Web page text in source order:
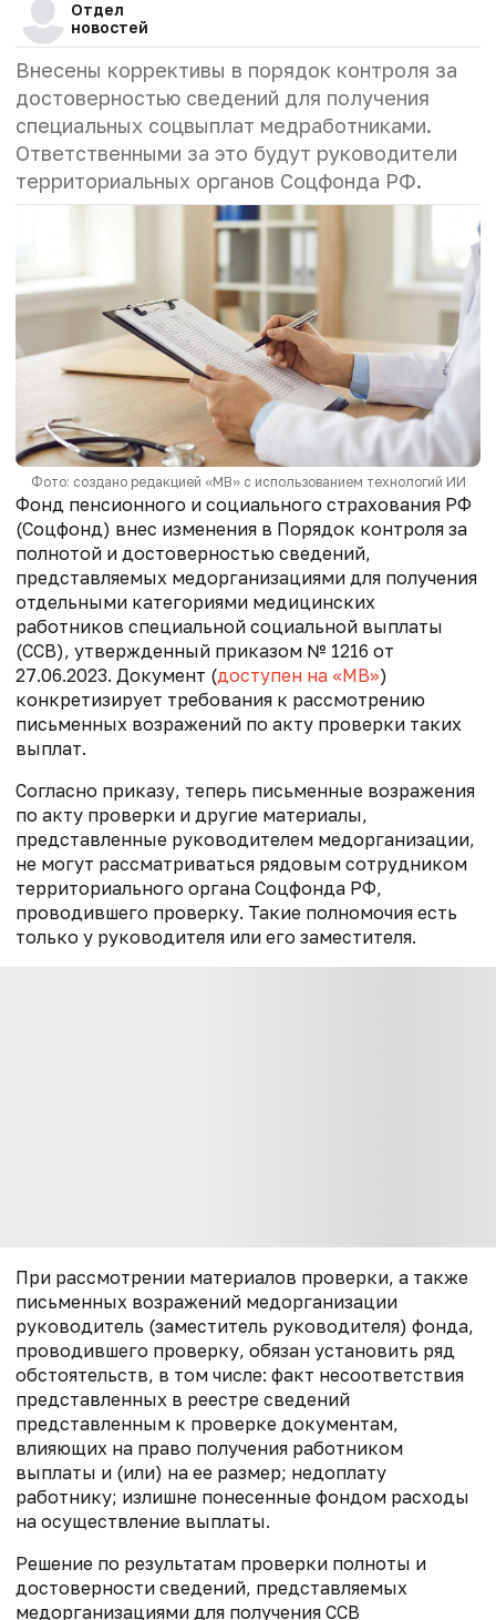
Отдел
новостей
Внесены коррективы в порядок контроля за
достоверностью сведений для получения
специальных соцвыплат медработниками.
Ответственными за это будут руководители
территориальных органов Соцфонда РФ.
Фото: создано редакцией «МВ» с использованием технологий ИИ
Фонд пенсионного и социального страхования РФ
(Соцфонд) внес изменения в Порядок контроля за
полнотой и достоверностью сведений,
представляемых медорганизациями для получения
отдельными категориями медицинских
работников специальной социальной выплаты
(ССВ), утвержденный приказом № 1216 от
27.06.2023. Документ (доступен на «МВ»)
конкретизирует требования к рассмотрению
письменных возражений по акту проверки таких
выплат.
Согласно приказу, теперь письменные возражения
по акту проверки и другие материалы,
представленные руководителем медорганизации,
не могут рассматриваться рядовым сотрудником
территориального органа Соцфонда РФ,
проводившего проверку. Такие полномочия есть
только у руководителя или его заместителя.
При рассмотрении материалов проверки, а также
письменных возражений медорганизации
руководитель (заместитель руководителя) фонда,
проводившего проверку, обязан установить ряд
обстоятельств, в том числе: факт несоответствия
представленных в реестре сведений
представленным к проверке документам,
влияющих на право получения работником
выплаты и (или) на ее размер; недоплату
работнику; излишне понесенные фондом расходы
на осуществление выплаты.
Решение по результатам проверки полноты и
достоверности сведений, представляемых
медорганизациями для получения ССВ